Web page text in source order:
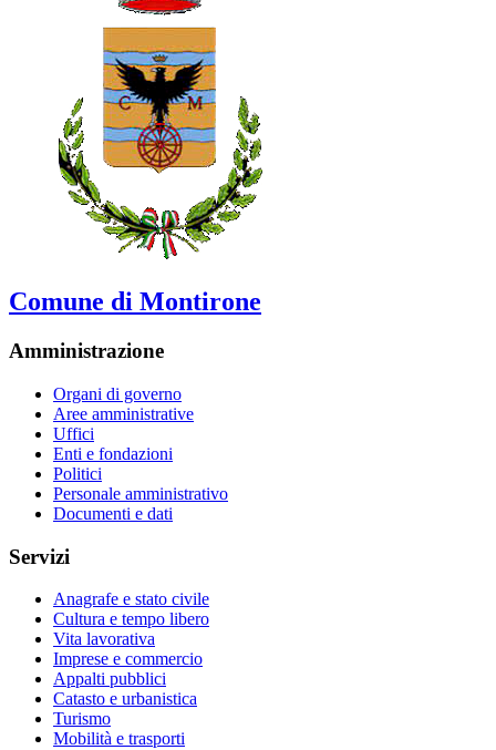
Comune di Montirone
Amministrazione
Organi di governo
Aree amministrative
Uffici
Enti e fondazioni
Politici
Personale amministrativo
Documenti e dati
Servizi
Anagrafe e stato civile
Cultura e tempo libero
Vita lavorativa
Imprese e commercio
Appalti pubblici
Catasto e urbanistica
Turismo
Mobilità e trasporti